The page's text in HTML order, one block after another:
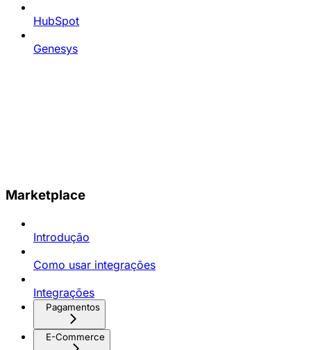
HubSpot
Genesys
Marketplace
Introdução
Como usar integrações
Integrações
Pagamentos
E-Commerce